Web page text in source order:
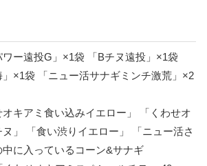
ワー遠投G」×1袋 「Bチヌ遠投」×1袋
」×1袋 「ニュー活サナギミンチ激荒」×2
オキアミ食い込みイエロー」 「くわせオ
」 「食い渋りイエロー」 「ニュー活さ
に入っているコーン&サナギ